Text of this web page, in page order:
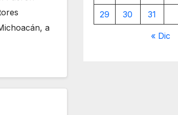
a
29
30 31
« Dic